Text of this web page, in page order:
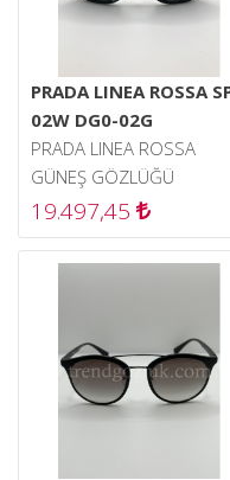
PRADA LINEA ROSSA
02W DG0-02G
PRADA LINEA ROSSA
GÜNEŞ GÖZLÜĞÜ
19.497,45